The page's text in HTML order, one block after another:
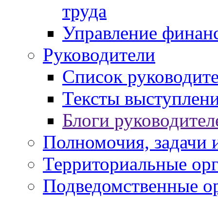
труда
Управление
Руководители
Список
Тексты
Блоги
Полномочия, задачи
Территориальные
Подведомственные